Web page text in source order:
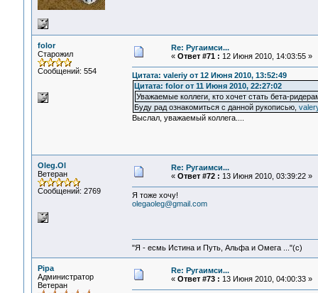
folor
Старожил
Сообщений: 554
Re: Ругаимси...
« Ответ #71 : 12 Июня 2010, 14:03:55 »
Цитата: valeriy от 12 Июня 2010, 13:52:49
Цитата: folor от 11 Июня 2010, 22:27:02
Уважаемые коллеги, кто хочет стать бета-
Буду рад ознакомиться с данной рукописью,
Выслал, уважаемый коллега....
Oleg.Ol
Ветеран
Сообщений: 2769
Re: Ругаимси...
« Ответ #72 : 13 Июня 2010, 03:39:22 »
Я тоже хочу!
olegaoleg@gmail.com
"Я - есмь Истина и Путь, Альфа и Омега ..."(с)
Pipa
Администратор
Ветеран
Re: Ругаимси...
« Ответ #73 : 13 Июня 2010, 04:00:33 »